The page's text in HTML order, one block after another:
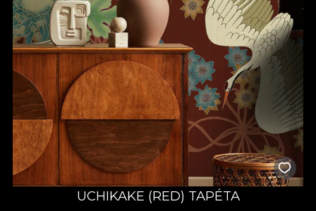
UCHIKAKE (RED) TAPÉTA